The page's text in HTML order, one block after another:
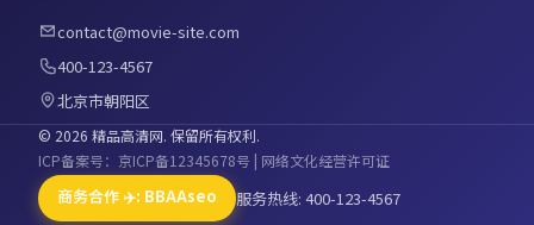
contact@movie-site.com
400-123-4567
北京市朝阳区
© 2026 精品高清网. 保留所有权利.
ICP备案号：京ICP备12345678号 | 网络文化经营许可证
商务合作 ✈️: BBAAseo 服务热线: 400-123-4567